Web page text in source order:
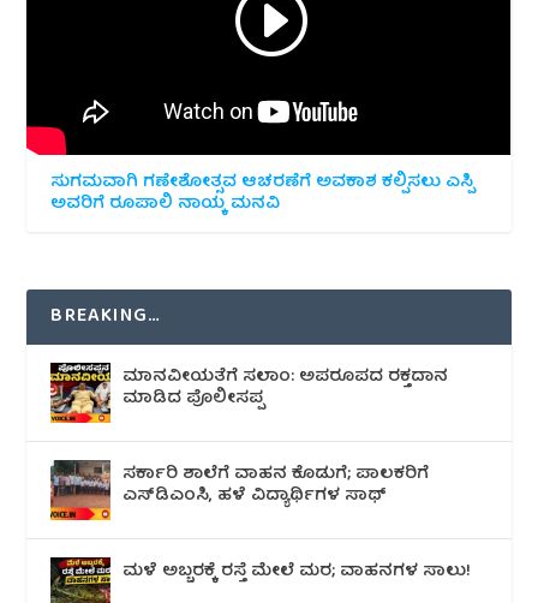
ಸುಗಮವಾಗಿ ಗಣೇಶೋತ್ಸವ ಆಚರಣೆಗೆ ಅವಕಾಶ ಕಲ್ಪಿಸಲು ಎಸ್ಪಿ
ಅವರಿಗೆ ರೂಪಾಲಿ ನಾಯ್ಕ ಮನವಿ
BREAKING…
ಮಾನವೀಯತೆಗೆ ಸಲಾಂ: ಅಪರೂಪದ ರಕ್ತದಾನ
ಮಾಡಿದ ಪೊಲೀಸಪ್ಪ
ಸರ್ಕಾರಿ ಶಾಲೆಗೆ ವಾಹನ ಕೊಡುಗೆ; ಪಾಲಕರಿಗೆ
ಎಸ್‌ಡಿಎಂಸಿ, ಹಳೆ ವಿದ್ಯಾರ್ಥಿಗಳ ಸಾಥ್
ಮಳೆ ಅಬ್ಬರಕ್ಕೆ ರಸ್ತೆ ಮೇಲೆ ಮರ; ವಾಹನಗಳ ಸಾಲು!